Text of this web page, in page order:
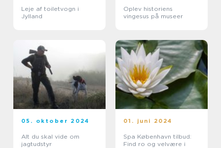
Leje af toiletvogn i
Jylland
Oplev historiens
vingesus på museer
05. oktober 2024
Alt du skal vide om
jagtudstyr
01. juni 2024
Spa København tilbud:
Find ro og velvære i